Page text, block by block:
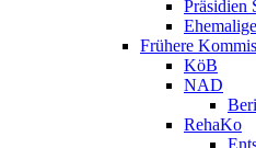
Präsidien
Frühere
KöB
NAD
RehaKo